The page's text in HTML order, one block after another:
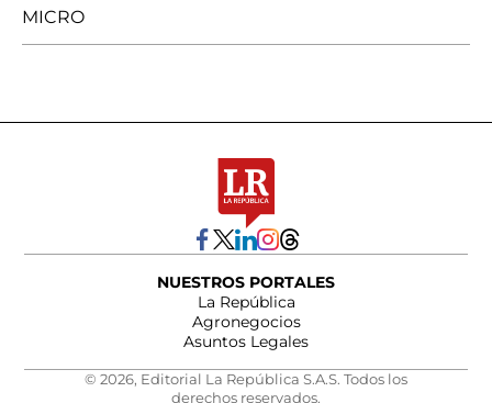
MICRO
NUESTROS PORTALES
La República
Agronegocios
Asuntos Legales
© 2026, Editorial La República S.A.S. Todos los
derechos reservados.